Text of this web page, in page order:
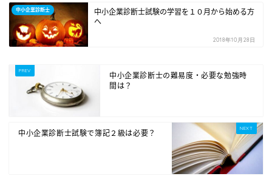
中小企業診断士
中小企業診断士試験の学習を１０月から始める方
へ
2018年10月28日
中小企業診断士の難易度・必要な勉強時
間は？
中小企業診断士試験で簿記２級は必要？